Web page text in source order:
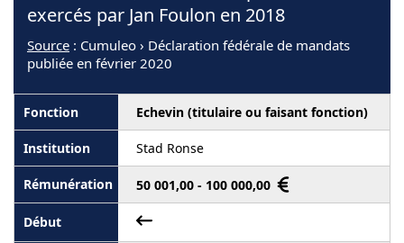
exercés par Jan Foulon en 2018
Source : Cumuleo › Déclaration fédérale de mandats
publiée en février 2020
Echevin (titulaire ou faisant fonction)
Stad Ronse
50 001,00 - 100 000,00